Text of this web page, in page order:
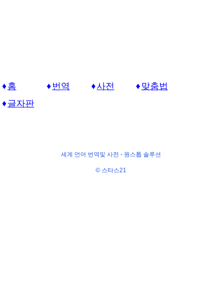
홈 번역 사전
맞춤법
글자판
세계 언어 번역및 사전 - 원스톱 솔루션
© 스타스21